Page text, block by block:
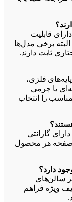
قابلیت
برخی مدل‌ها
ثابت دارند.
فلزی،
یا چرمی
را انتخاب
گارانتی
در صفحه هر محصول
سالن‌های
ویژه فراهم